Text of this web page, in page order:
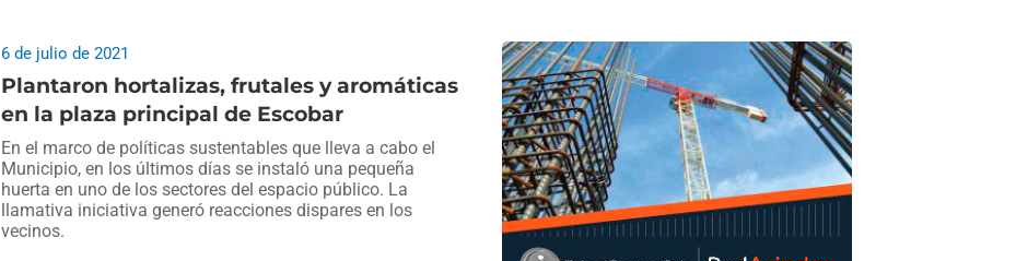
Plantaron hortalizas, frutales y aromáticas
en la plaza principal de Escobar
6 de julio de 2021
En el marco de políticas sustentables que lleva a cabo el
Municipio, en los últimos días se instaló una pequeña
huerta en uno de los sectores del espacio público. La
llamativa iniciativa generó reacciones dispares en los
vecinos.